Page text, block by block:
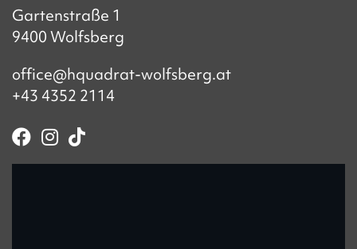
Gartenstraße 1
9400 Wolfsberg
office@hquadrat-wolfsberg.at
+43 4352 2114